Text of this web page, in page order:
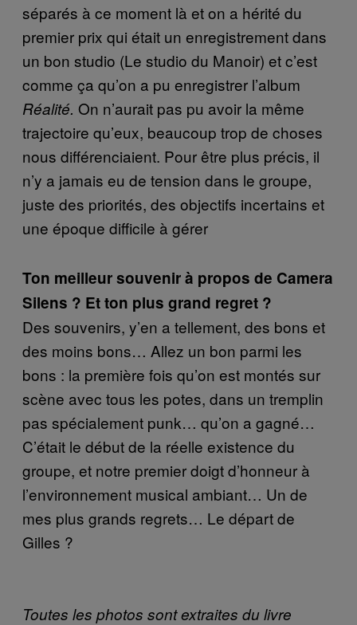
séparés à ce moment là et on a hérité du
premier prix qui était un enregistrement dans
un bon studio (Le studio du Manoir) et c’est
comme ça qu’on a pu enregistrer l’album
Réalité. On n’aurait pas pu avoir la même
trajectoire qu’eux, beaucoup trop de choses
nous différenciaient. Pour être plus précis, il
n’y a jamais eu de tension dans le groupe,
juste des priorités, des objectifs incertains et
une époque difficile à gérer
Ton meilleur souvenir à propos de Camera
Silens ? Et ton plus grand regret ?
Des souvenirs, y’en a tellement, des bons et
des moins bons… Allez un bon parmi les
bons : la première fois qu’on est montés sur
scène avec tous les potes, dans un tremplin
pas spécialement punk… qu’on a gagné…
C’était le début de la réelle existence du
groupe, et notre premier doigt d’honneur à
l’environnement musical ambiant… Un de
mes plus grands regrets… Le départ de
Gilles ?
Toutes les photos sont extraites du livre